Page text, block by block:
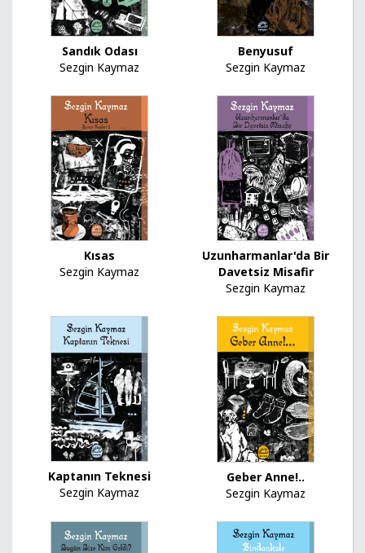
Sandık Odası
Sezgin Kaymaz
Benyusuf
Sezgin Kaymaz
Kısas
Sezgin Kaymaz
Uzunharmanlar'da Bir
Davetsiz Misafir
Sezgin Kaymaz
Kaptanın Teknesi
Sezgin Kaymaz
Geber Anne!..
Sezgin Kaymaz